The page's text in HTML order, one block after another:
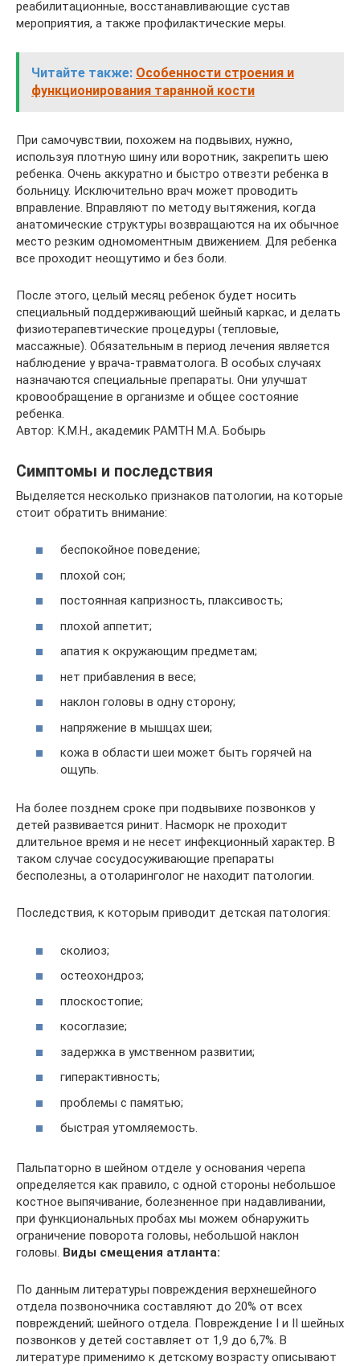
реабилитационные, восстанавливающие сустав
мероприятия, а также профилактические меры.
Читайте также: Особенности строения и
функционирования таранной кости
При самочувствии, похожем на подвывих, нужно,
используя плотную шину или воротник, закрепить шею
ребенка. Очень аккуратно и быстро отвезти ребенка в
больницу. Исключительно врач может проводить
вправление. Вправляют по методу вытяжения, когда
анатомические структуры возвращаются на их обычное
место резким одномоментным движением. Для ребенка
все проходит неощутимо и без боли.
После этого, целый месяц ребенок будет носить
специальный поддерживающий шейный каркас, и делать
физиотерапевтические процедуры (тепловые,
массажные). Обязательным в период лечения является
наблюдение у врача-травматолога. В особых случаях
назначаются специальные препараты. Они улучшат
кровообращение в организме и общее состояние
ребенка.
Автор: К.М.Н., академик РАМТН М.А. Бобырь
Симптомы и последствия
Выделяется несколько признаков патологии, на которые
стоит обратить внимание:
беспокойное поведение;
плохой сон;
постоянная капризность, плаксивость;
плохой аппетит;
апатия к окружающим предметам;
нет прибавления в весе;
наклон головы в одну сторону;
напряжение в мышцах шеи;
кожа в области шеи может быть горячей на
ощупь.
На более позднем сроке при подвывихе позвонков у
детей развивается ринит. Насморк не проходит
длительное время и не несет инфекционный характер. В
таком случае сосудосуживающие препараты
бесполезны, а отоларинголог не находит патологии.
Последствия, к которым приводит детская патология:
сколиоз;
остеохондроз;
плоскостопие;
косоглазие;
задержка в умственном развитии;
гиперактивность;
проблемы с памятью;
быстрая утомляемость.
Пальпаторно в шейном отделе у основания черепа
определяется как правило, с одной стороны небольшое
костное выпячивание, болезненное при надавливании,
при функциональных пробах мы можем обнаружить
ограничение поворота головы, небольшой наклон
головы. Виды смещения атланта:
По данным литературы повреждения верхнешейного
отдела позвоночника составляют до 20% от всех
повреждений; шейного отдела. Повреждение I и II шейных
позвонков у детей составляет от 1,9 до 6,7%. В
литературе применимо к детскому возрасту описывают